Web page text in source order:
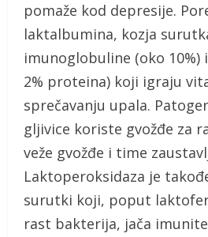
pomaže kod depresije.
laktalbumina, kozja
imunoglobuline (oko
2% proteina) koji igraju
sprečavanju upala.
gljivice koriste gvožđe za
veže gvožđe i time
Laktoperoksidaza je
surutki koji, poput
rast bakterija, jača